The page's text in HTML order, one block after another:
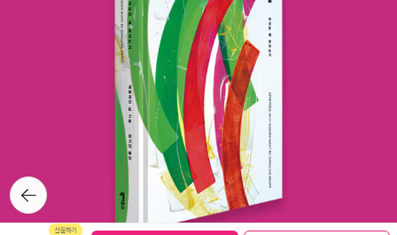
어서 재미있어요. 고단하게 일을 한후 하루의 피로와 스트레스를
한잔의 술로 달래려는 사람들이 많나봐요. 여럿이서 마시는것도
좋지만 혼자서 딱 한잔만 마시는 술도 매력적인것 같아요. 그
중 서서 술마시기 편하게 하기 위해 다찌에 가방걸이가 있는것도
재미있어요. 4권의 책에는 어마어마한 와카코씨가 전해주는 술
과 안주이야기들이 있는데, 그중 몇장면 찍어보았어요. 문어초회
와 쉬원한 사케 - 문어초회 만들줄 아는데, 조금 더 더워지면 잃어
버린 입맛을 살리기위해 만들어봐야겠어요. 냉토마토와 추하이-
유자소스에 버무린 토마토도 맛있던데, 마침 유자청이 있으니 다
프리카'가 떠올랐어요. 남남커플의 이야기인줄 알았지만 구입해
서 읽었는데, 생각보다 다양한 마틴과 존의 이야기를 다루어서 재
11권까지 구입했네요.^^ 12권까지 출간했지만, 더 구입할지는 모
르겠어요. 뒷부분은 그냥 만화방에 가서 볼까봐요.
코믹스 소장할까 하다가 이것도 욕심이라 생각하고 읽
은 책들은 정리하고 있어요. 캡틴 아메리카 - 시빌워를 통해 알
게 된 '캡틴 아메리카' 중요한 캐릭터인만큼 이해하기 위해서 어
뒤로가
기